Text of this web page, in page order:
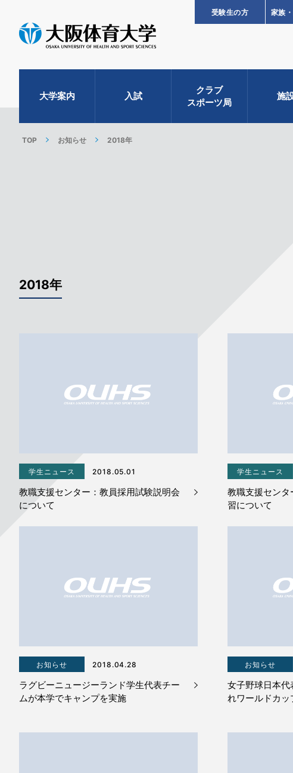
受験生の方 家族
大学案内 入試
クラブ
スポーツ局
施
TOP お知らせ 2018年
2018年
学生ニュース 2018.05.01
教職支援センター：教員採用試験説明会
について
学生ニュース
教職支援セン
習について
お知らせ 2018.04.28
ラグビーニュージーランド学生代表チー
ムが本学でキャンプを実施
お知らせ
女子野球日本
れワールドカ